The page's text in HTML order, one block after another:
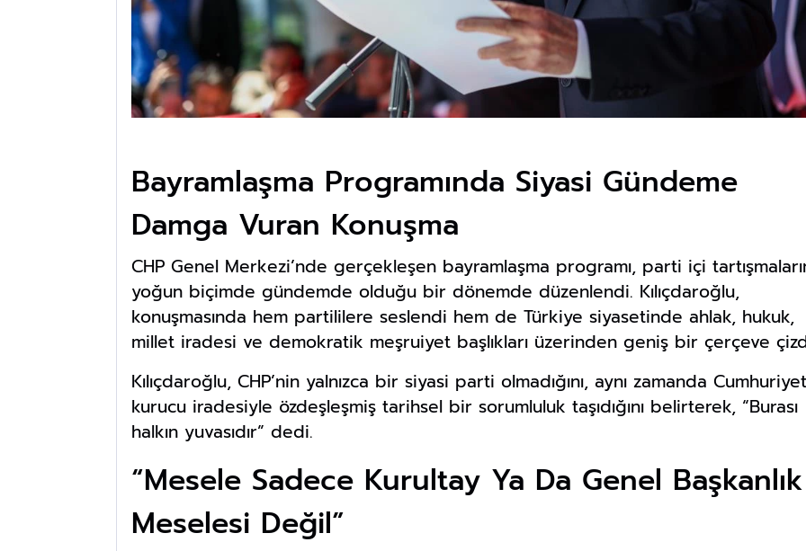
Bayramlaşma Programında Siyasi Gündeme
Damga Vuran Konuşma
CHP Genel Merkezi’nde gerçekleşen bayramlaşma programı, parti içi
yoğun biçimde gündemde olduğu bir dönemde düzenlendi. Kılıçdaroğlu,
konuşmasında hem partililere seslendi hem de Türkiye siyasetinde ahlak, hukuk,
millet iradesi ve demokratik meşruiyet başlıkları üzerinden geniş bir çerçeve
Kılıçdaroğlu, CHP’nin yalnızca bir siyasi parti olmadığını, aynı zamanda
kurucu iradesiyle özdeşleşmiş tarihsel bir sorumluluk taşıdığını belirterek, “Burası
halkın yuvasıdır” dedi.
“Mesele Sadece Kurultay Ya Da Genel Başkanlık
Meselesi Değil”